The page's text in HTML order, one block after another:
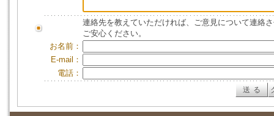
連絡先を教えていただければ、ご意見について連絡
ご安心ください。
お名前：
E-mail：
電話：